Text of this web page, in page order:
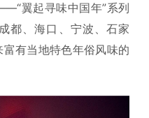
翼起寻味中国年”系列
都、海口、宁波、石家
有当地特色年俗风味的